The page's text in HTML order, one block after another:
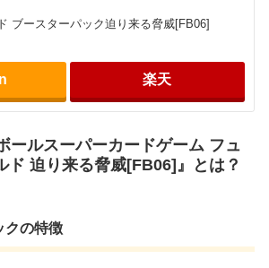
ブースターパック迫り来る脅威[FB06]
楽天
ールスーパーカードゲーム フュ
ド 迫り来る脅威[FB06]』とは？
クの特徴